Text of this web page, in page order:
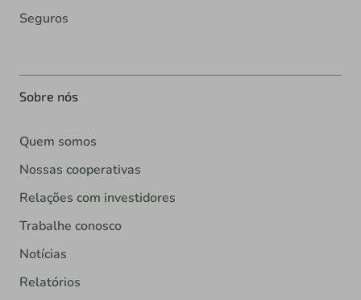
Seguros
Sobre nós
Quem somos
Nossas cooperativas
Relações com investidores
Trabalhe conosco
Notícias
Relatórios